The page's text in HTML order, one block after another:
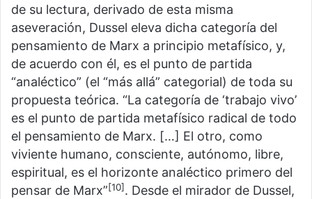
de su lectura, derivado de esta misma
aseveración, Dussel eleva dicha categoría del
pensamiento de Marx a principio metafísico, y,
de acuerdo con él, es el punto de partida
“analéctico” (el “más allá” categorial) de toda su
propuesta teórica. “La categoría de ‘trabajo vivo’
es el punto de partida metafísico radical de todo
el pensamiento de Marx. […] El otro, como
viviente humano, consciente, autónomo, libre,
espiritual, es el horizonte analéctico primero del
pensar de Marx”[10]. Desde el mirador de Dussel,